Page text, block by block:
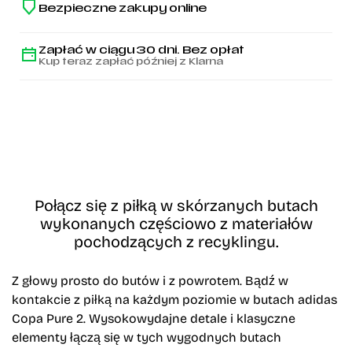
Bezpieczne zakupy online
Zapłać w ciągu 30 dni. Bez opłat
Kup teraz zapłać później z Klarna
Połącz się z piłką w skórzanych butach
wykonanych częściowo z materiałów
pochodzących z recyklingu.
Z głowy prosto do butów i z powrotem. Bądź w
kontakcie z piłką na każdym poziomie w butach adidas
Copa Pure 2. Wysokowydajne detale i klasyczne
elementy łączą się w tych wygodnych butach